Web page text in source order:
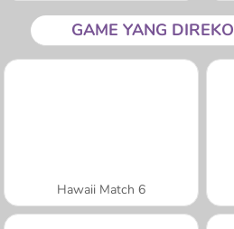
GAME YANG
Hawaii Match 6